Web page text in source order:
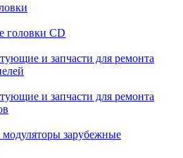
головки CD
и запчасти для ремонта
и запчасти для ремонта
зарубежные